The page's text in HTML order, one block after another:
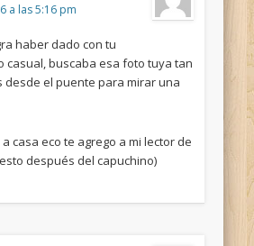
a las 5:16 pm
haber dado con tu
casual, buscaba esa foto tuya tan
desde el puente para mirar una
casa eco te agrego a mi lector de
después del capuchino)